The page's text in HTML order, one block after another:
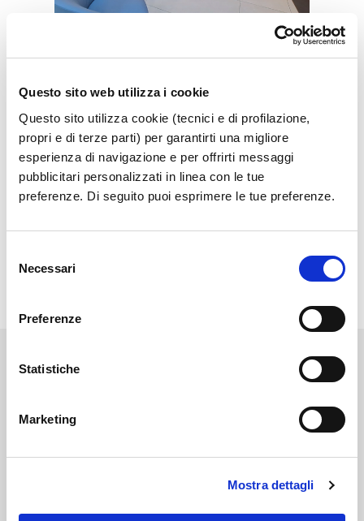
Questo sito web utilizza i cookie
Questo sito utilizza cookie (tecnici e di profilazione,
propri e di terze parti) per garantirti una migliore
esperienza di navigazione e per offrirti messaggi
pubblicitari personalizzati in linea con le tue
preferenze. Di seguito puoi esprimere le tue preferenze.
delNecessari
Preferenze
Statistiche
Marketing
Mostra dettagli
Vip Lounge
Show more